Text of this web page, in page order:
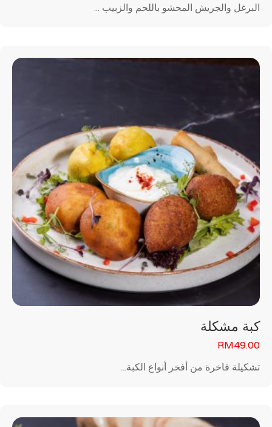
البرغل والجريش المحشو باللحم والزبيب ...
كبة مشكلة
RM49.00
تشكيلة فاخرة من أفخر أنواع الكبة...